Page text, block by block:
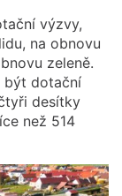
výzvy,
na obnovu
zeleně.
být dotační
desítky
než 514